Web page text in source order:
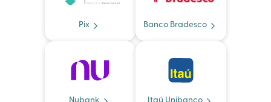
Pix Banco Bradesco
Nubank Itaú Unibanco